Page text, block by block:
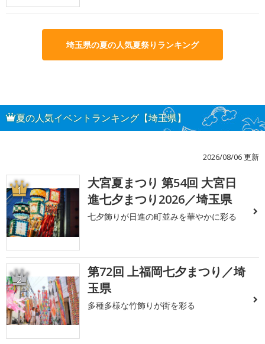
埼玉県の夏の人気夏祭りランキング
夏の人気イベントランキング【埼玉県】
2026/08/06 更新
1
大宮夏まつり 第54回 大宮日
進七夕まつり2026／埼玉県
七夕飾りが日進の町並みを華やかに彩る
2
第72回 上福岡七夕まつり／埼
玉県
多種多様な竹飾りが街を彩る